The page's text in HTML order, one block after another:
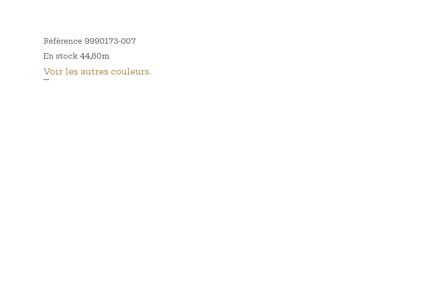
Référence 9990173-007
En stock 44,60m
Voir les autres couleurs.